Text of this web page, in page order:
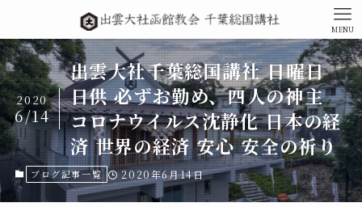
MENU
出雲大社千葉総国講社 日曜日
日供 必ずお勤め、四人の神主
コロナウイルス沈静化 日本の経
済 世界の経済 安心 安全の祈り
2020
6/14
ブログ記事一覧 2020年6月14日